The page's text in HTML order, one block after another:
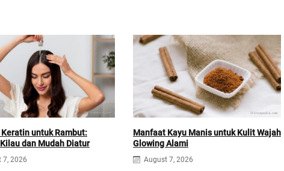
untuk Rambut:
dan Mudah Diatur
7, 2026
Manfaat Kayu Manis untuk Kulit Wajah
Glowing Alami
August 7, 2026